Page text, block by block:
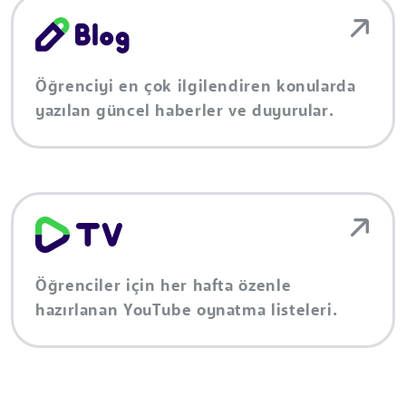
Öğrenciyi en çok ilgilendiren konularda
yazılan güncel haberler ve duyurular.
Öğrenciler için her hafta özenle
hazırlanan YouTube oynatma listeleri.